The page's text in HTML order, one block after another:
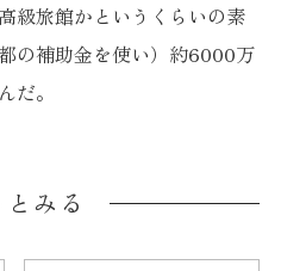
級旅館かというくらいの素
の補助金を使い）約6000万
だ。
みる